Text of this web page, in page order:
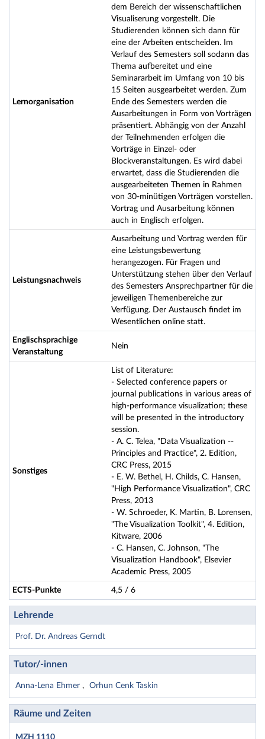
Lernorganisation
dem Bereich der wissenschaftlichen
Visualiserung vorgestellt. Die
Studierenden können sich dann für
eine der Arbeiten entscheiden. Im
Verlauf des Semesters soll sodann das
Thema aufbereitet und eine
Seminararbeit im Umfang von 10 bis
15 Seiten ausgearbeitet werden. Zum
Ende des Semesters werden die
Ausarbeitungen in Form von Vorträgen
präsentiert. Abhängig von der Anzahl
der Teilnehmenden erfolgen die
Vorträge in Einzel- oder
Blockveranstaltungen. Es wird dabei
erwartet, dass die Studierenden die
ausgearbeiteten Themen in Rahmen
von 30-minütigen Vorträgen vorstellen.
Vortrag und Ausarbeitung können
auch in Englisch erfolgen.
Leistungsnachweis
Ausarbeitung und Vortrag werden für
eine Leistungsbewertung
herangezogen. Für Fragen und
Unterstützung stehen über den Verlauf
des Semesters Ansprechpartner für die
jeweiligen Themenbereiche zur
Verfügung. Der Austausch findet im
Wesentlichen online statt.
Englischsprachige
Veranstaltung
Nein
Sonstiges
List of Literature:
- Selected conference papers or
journal publications in various areas of
high-performance visualization; these
will be presented in the introductory
session.
- A. C. Telea, "Data Visualization --
Principles and Practice", 2. Edition,
CRC Press, 2015
- E. W. Bethel, H. Childs, C. Hansen,
"High Performance Visualization", CRC
Press, 2013
- W. Schroeder, K. Martin, B. Lorensen,
"The Visualization Toolkit", 4. Edition,
Kitware, 2006
- C. Hansen, C. Johnson, "The
Visualization Handbook", Elsevier
Academic Press, 2005
ECTS-Punkte 4,5 / 6
Lehrende
Prof. Dr. Andreas Gerndt
Tutor/-innen
Anna-Lena Ehmer Orhun Cenk Taskin
Räume und Zeiten
MZH 1110